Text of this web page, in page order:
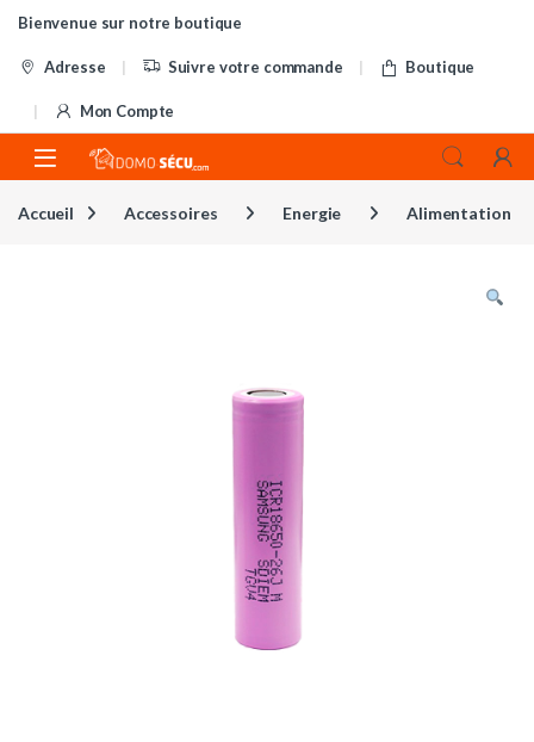
Skip to navigation
Skip to content
Bienvenue sur notre boutique
Adresse Suivre votre commande Boutique
Mon Compte
Accueil Accessoires Energie Alimentation